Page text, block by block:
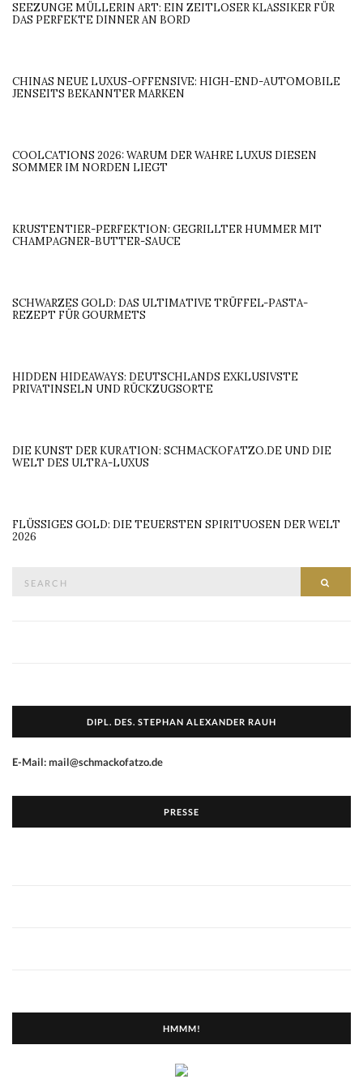
SEEZUNGE MÜLLERIN ART: EIN ZEITLOSER KLASSIKER FÜR
DAS PERFEKTE DINNER AN BORD
CHINAS NEUE LUXUS-OFFENSIVE: HIGH-END-AUTOMOBILE
JENSEITS BEKANNTER MARKEN
COOLCATIONS 2026: WARUM DER WAHRE LUXUS DIESEN
SOMMER IM NORDEN LIEGT
KRUSTENTIER-PERFEKTION: GEGRILLTER HUMMER MIT
CHAMPAGNER-BUTTER-SAUCE
SCHWARZES GOLD: DAS ULTIMATIVE TRÜFFEL-PASTA-
REZEPT FÜR GOURMETS
HIDDEN HIDEAWAYS: DEUTSCHLANDS EXKLUSIVSTE
PRIVATINSELN UND RÜCKZUGSORTE
DIE KUNST DER KURATION: SCHMACKOFATZO.DE UND DIE
WELT DES ULTRA-LUXUS
FLÜSSIGES GOLD: DIE TEUERSTEN SPIRITUOSEN DER WELT
2026
DIPL. DES. STEPHAN ALEXANDER RAUH
E-Mail: mail@schmackofatzo.de
PRESSE
HMMM!